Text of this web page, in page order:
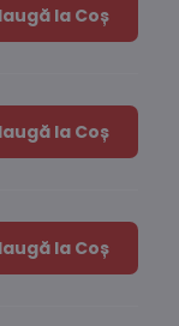
la Coș
la Coș
la Coș